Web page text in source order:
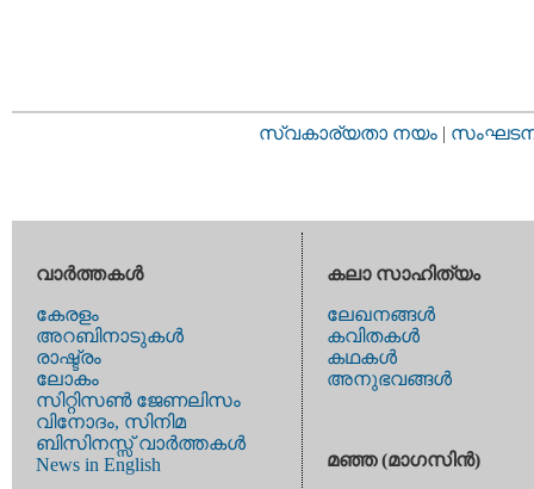
സ്വകാര്യതാ നയം |
വാര്‍ത്തകള്‍
കേരളം
അറബിനാടുകള്‍
രാഷ്ട്രം
ലോകം
സിറ്റിസണ്‍ ജേണലിസം
വിനോദം, സിനിമ
ബിസിനസ്സ് വാര്‍ത്തകള്‍
News in English
കലാ സാഹിത്യം
ലേഖനങ്ങള്‍
കവിതകള്‍
കഥകള്‍
അനുഭവങ്ങള്‍
മഞ്ഞ (മാഗസിന്‍)